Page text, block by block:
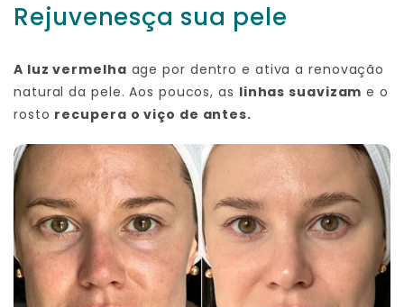
Uso recomendado:
Garantia:
Rejuvenesça sua pele
A luz vermelha age por dentro e ativa a renovação
natural da pele. Aos poucos, as linhas suavizam e o
rosto recupera o viço de antes.